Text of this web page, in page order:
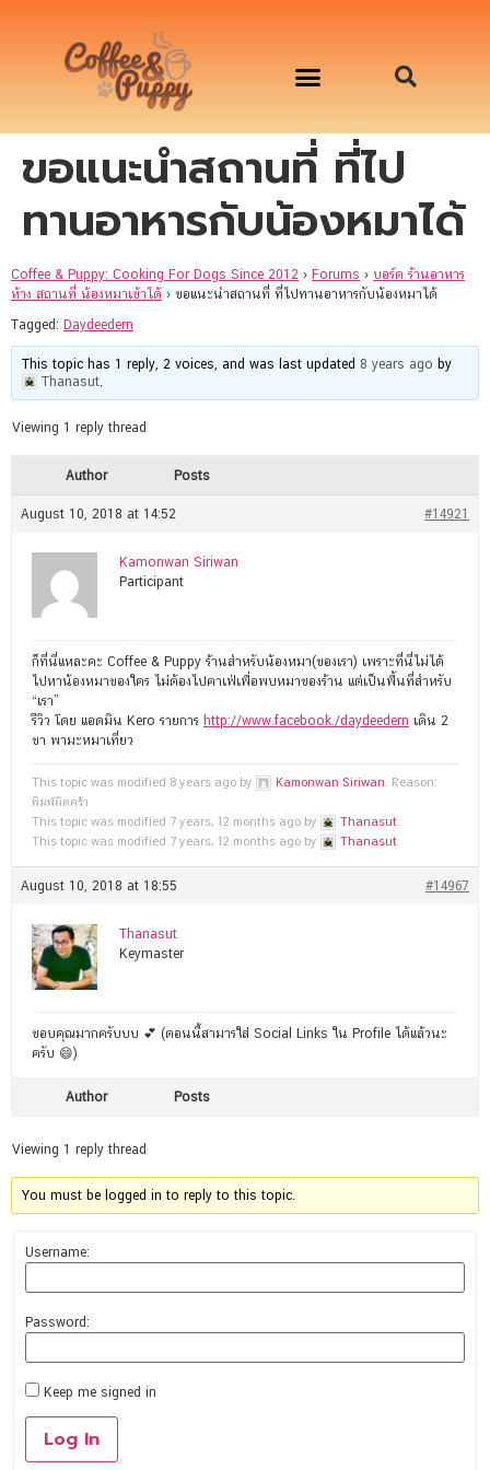
ขอแนะนำสถานที่ ที่ไป
ทานอาหารกับน้องหมาได้
Coffee & Puppy: Cooking For Dogs Since 2012 › Forums › บอร์ด ร้านอาหาร
ห้าง สถานที่ น้องหมาเข้าได้ › ขอแนะนำสถานที่ ที่ไปทานอาหารกับน้องหมาได้
Tagged: Daydeedern
This topic has 1 reply, 2 voices, and was last updated 8 years ago by
Thanasut
Viewing 1 reply thread
Author Posts
August 10, 2018 at 14:52 #14921
Kamonwan Siriwan
Participant
ก็ที่นี่แหละคะ Coffee & Puppy ร้านสำหรับน้องหมา(ของเรา) เพราะที่นี่ไม่ได้
ไปหาน้องหมาของใคร ไม่ต้องไปคาเฟ่เพื่อพบหมาของร้าน แต่เป็นพื้นที่สำหรับ
“เรา”
รีวิว โดย แอดมิน Kero รายการ http://www.facebook./daydeedern เดิน 2
ขา พามะหมาเที่ยว
This topic was modified 8 years ago by Kamonwan Siriwan . Reason:
พิมพ์ผิดคร้า
This topic was modified 7 years, 12 months ago by
Thanasut
This topic was modified 7 years, 12 months ago by
Thanasut
August 10, 2018 at 18:55 #14967
Thanasut
Keymaster
ขอบคุณมากครับบบ 💕 (ตอนนี้สามารใส่ Social Links ใน Profile ได้แล้วนะ
ครับ 😄)
Author Posts
Viewing 1 reply thread
You must be logged in to reply to this topic.
Username:
Password:
Keep me signed in
Log In